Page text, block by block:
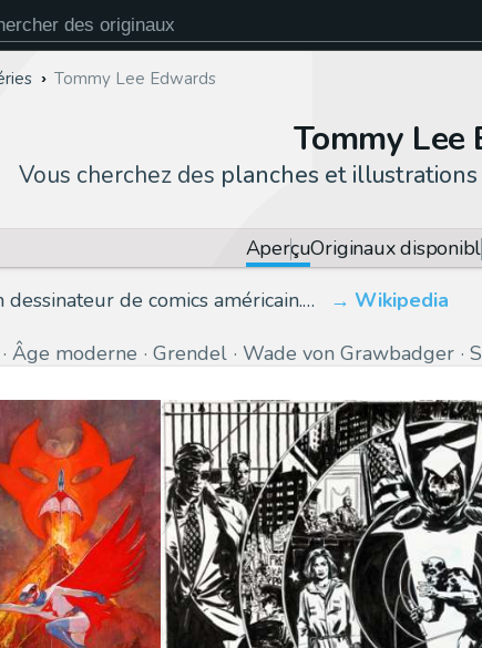
Tommy Lee Edwards
Tommy Lee
Vous cherchez des planches et illustrations
AperçuOriginaux
de comics américain.…
Wikipedia
Âge moderne Grendel Wade von Grawbadger